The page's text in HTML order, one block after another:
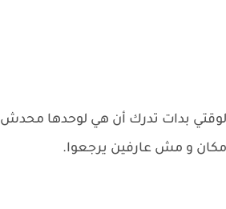
بدات تدرك أن هي لوحدها محدش
مكان و مش عارفين يرجعوا.